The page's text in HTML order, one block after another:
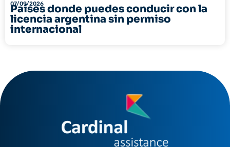
07/09/2026
Países donde puedes conducir con la
licencia argentina sin permiso
internacional